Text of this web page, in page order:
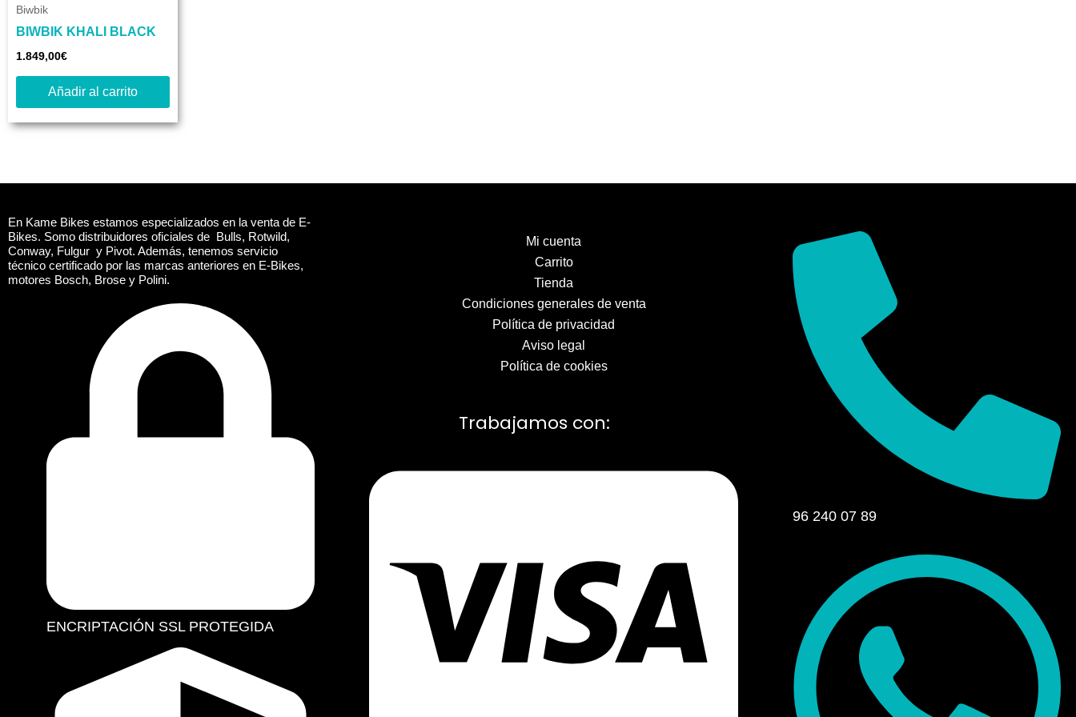
Biwbik
BIWBIK KHALI BLACK
1.849,00€
Añadir al carrito
En Kame Bikes estamos especializados en la venta de E-
Bikes. Somo distribuidores oficiales de Bulls, Rotwild,
Conway, Fulgur y Pivot. Además, tenemos servicio
técnico certificado por las marcas anteriores en E-Bikes,
motores Bosch, Brose y Polini.
ENCRIPTACIÓN SSL PROTEGIDA
Mi cuenta
Carrito
Tienda
Condiciones generales de venta
Política de privacidad
Aviso legal
Política de cookies
Trabajamos con:
96 240 07 89